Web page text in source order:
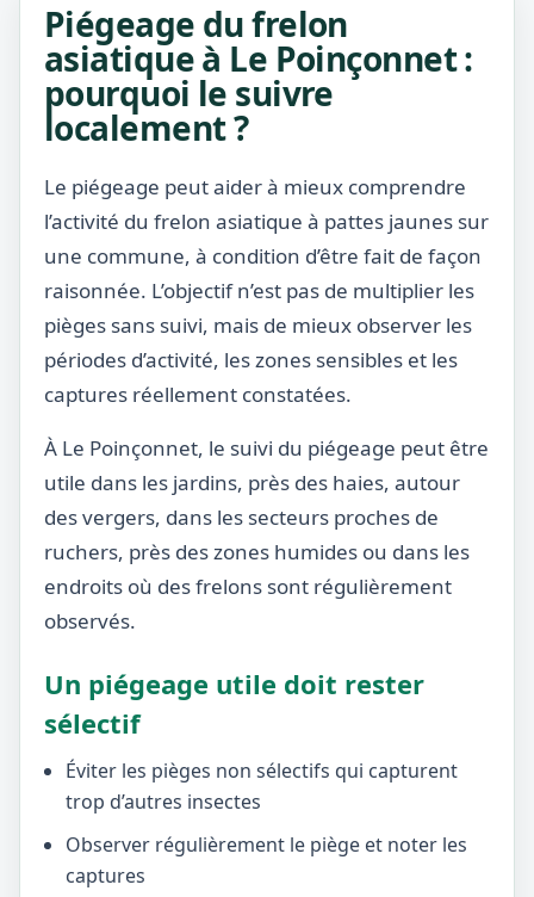
Piégeage du frelon
asiatique à Le Poinçonnet :
pourquoi le suivre
localement ?
Le piégeage peut aider à mieux comprendre
l’activité du frelon asiatique à pattes jaunes sur
une commune, à condition d’être fait de façon
raisonnée. L’objectif n’est pas de multiplier les
pièges sans suivi, mais de mieux observer les
périodes d’activité, les zones sensibles et les
captures réellement constatées.
À Le Poinçonnet, le suivi du piégeage peut être
utile dans les jardins, près des haies, autour
des vergers, dans les secteurs proches de
ruchers, près des zones humides ou dans les
endroits où des frelons sont régulièrement
observés.
Un piégeage utile doit rester
sélectif
Éviter les pièges non sélectifs qui capturent
trop d’autres insectes
Observer régulièrement le piège et noter les
captures